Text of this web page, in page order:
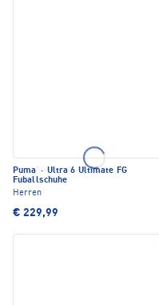
Puma · Ultra 6 Ultimate FG
Fuballschuhe
Herren
€ 229,99